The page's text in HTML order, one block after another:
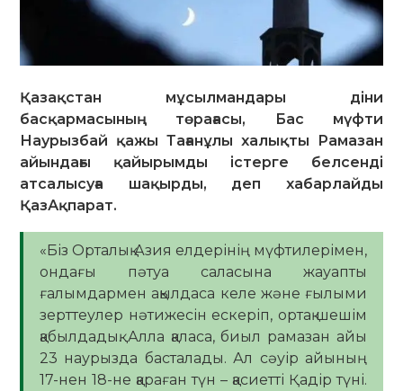
Қазақстан мұсылмандары діни
басқармасының төрағасы, Бас мүфти
Наурызбай қажы Тағанұлы халықты Рамазан
айындағы қайырымды істерге белсенді
атсалысуға шақырды, деп хабарлайды
ҚазАқпарат.
«Біз Орталық Азия елдерінің мүфтилерімен,
ондағы пәтуа саласына жауапты
ғалымдармен ақылдаса келе және ғылыми
зерттеулер нәтижесін ескеріп, ортақ шешім
қабылдадық. Алла қаласа, биыл рамазан айы
23 наурызда басталады. Ал сәуір айының
17-нен 18-не қараған түн – қасиетті Қадір түні.